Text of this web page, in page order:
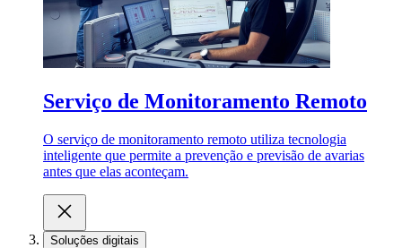
Serviço de Monitoramento Remoto
O serviço de monitoramento remoto utiliza tecnologia
inteligente que permite a prevenção e previsão de avarias
antes que elas aconteçam.
Soluções digitais